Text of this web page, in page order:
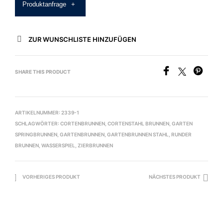
Produktanfrage +
ZUR WUNSCHLISTE HINZUFÜGEN
SHARE THIS PRODUCT
ARTIKELNUMMER: 2339-1
SCHLAGWÖRTER: CORTENBRUNNEN CORTENSTAHL BRUNNEN GARTEN
SPRINGBRUNNEN GARTENBRUNNEN GARTENBRUNNEN STAHL
RUNDER
BRUNNEN WASSERSPIEL ZIERBRUNNEN
VORHERIGES PRODUKT NÄCHSTES PRODUKT